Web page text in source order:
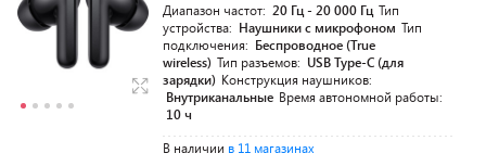
Диапазон частот: 20 Гц - 20 000 Гц Тип
устройства: Наушники с микрофоном Тип
подключения: Беспроводное (True
wireless) Тип разъемов: USB Type-C (для
зарядки) Конструкция наушников:
Внутриканальные Время автономной работы:
10 ч
В наличии в 11 магазинах